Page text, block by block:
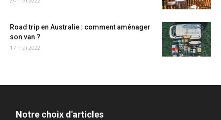
Road trip en Australie : comment aménager
son van ?
17 mai 2022
Notre choix d'articles